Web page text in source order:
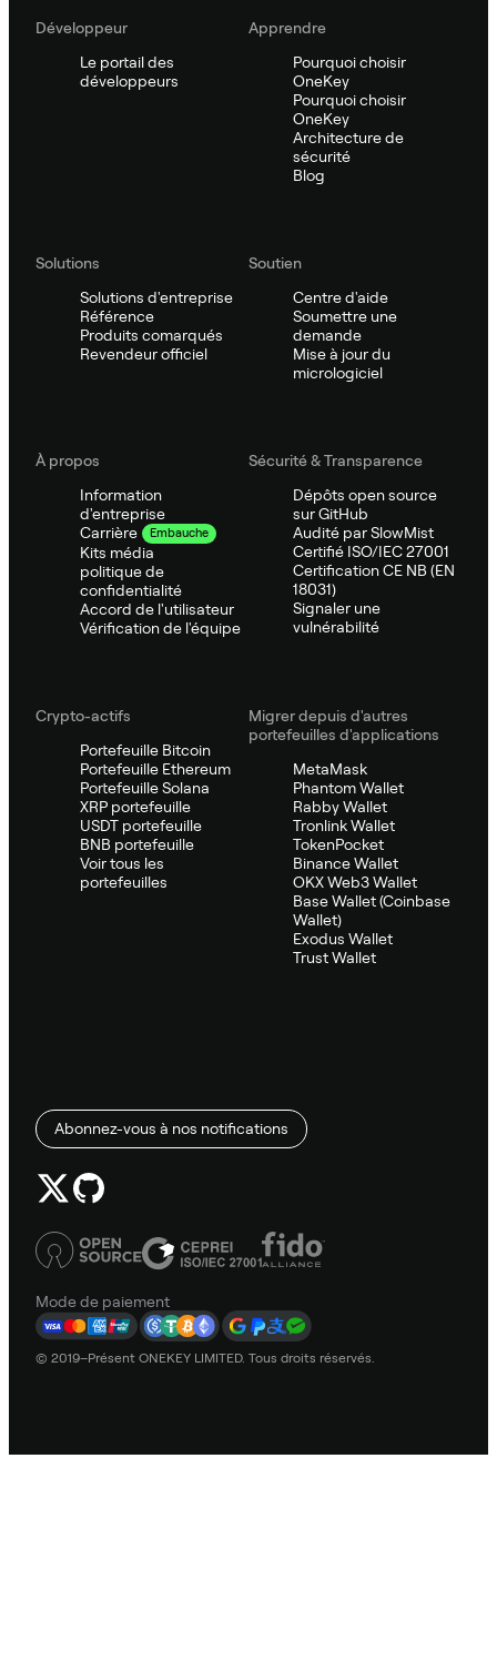
Développeur
Le portail des
développeurs
Apprendre
Pourquoi choisir
OneKey
Pourquoi choisir
OneKey
Architecture de
sécurité
Blog
Solutions
Solutions d'entreprise
Référence
Produits comarqués
Revendeur officiel
Soutien
Centre d'aide
Soumettre une
demande
Mise à jour du
micrologiciel
À propos
Information
d'entreprise
Carrière
Embauche
Kits média
politique de
confidentialité
Accord de l'utilisateur
Vérification de l'équipe
Sécurité & Transparence
Dépôts open source
sur GitHub
Audité par SlowMist
Certifié ISO/IEC 27001
Certification CE NB (EN
18031)
Signaler une
vulnérabilité
Crypto-actifs
Portefeuille Bitcoin
Portefeuille Ethereum
Portefeuille Solana
XRP portefeuille
USDT portefeuille
BNB portefeuille
Voir tous les
portefeuilles
Migrer depuis d'autres
portefeuilles d'applications
MetaMask
Phantom Wallet
Rabby Wallet
Tronlink Wallet
TokenPocket
Binance Wallet
OKX Web3 Wallet
Base Wallet (Coinbase
Wallet)
Exodus Wallet
Trust Wallet
Abonnez-vous à nos notifications
Mode de paiement
© 2019–Présent ONEKEY LIMITED. Tous droits réservés.